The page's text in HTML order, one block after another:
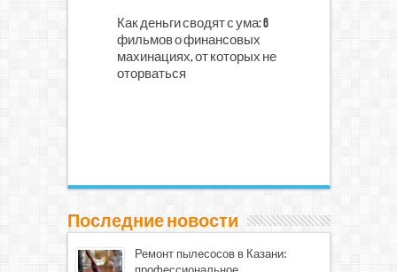
Как деньги сводят с ума: 6
фильмов о финансовых
махинациях, от которых не
оторваться
Последние новости
Ремонт пылесосов в Казани: